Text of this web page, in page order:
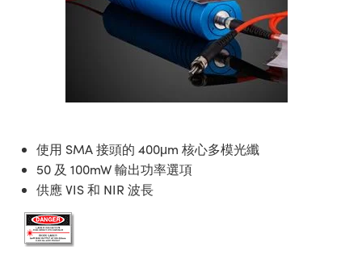
| 繞射光柵
Components | SCHOTT 光
| 紅外線光學產品
| 光纖
| 雷射光學
Shaping | 雷射光束整形
Isolators | 晶體和隔離器
| 雷射偏光片
| 雷射稜鏡
and Slides | 平臺和滑塊
Objectives | 有限共軛物鏡
Objectives
Cameras
Lighting |顯微鏡照明
體視顯微鏡系統
| 顯微鏡濾光片
| 雷射配件
| 實驗室和生產線
Lenses for Harsh Environments
Accessories | 成像鏡頭配件
Labs Cameras™ | Lucid Vision
| Pixelink 相機
Components | 主動光學元件
and Detection
Accessories | UV固化設備
| 雷射防護
性裝置
Production
Processing
Tomography
| 清倉照明
and Detection
and Production | 清倉實驗室
| 重新認證相機
| 重新認證照明
and Production | 重新認證實
使用 SMA 接頭的 400μm 核心多模光纖
50 及 100mW 輸出功率選項
供應 VIS 和 NIR 波長